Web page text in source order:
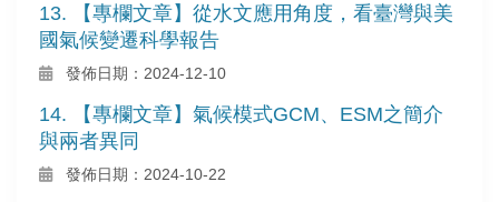
13. 【專欄文章】從水文應用角度，看臺灣與美
國氣候變遷科學報告
發佈日期：2024-12-10
14. 【專欄文章】氣候模式GCM、ESM之簡介
與兩者異同
發佈日期：2024-10-22